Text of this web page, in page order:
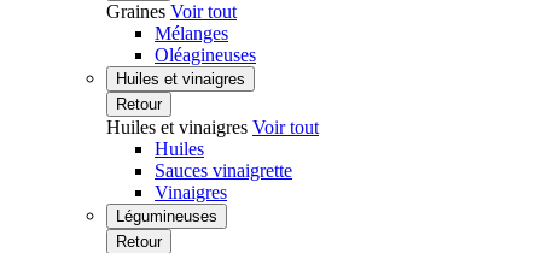
Graines Voir tout
Mélanges
Oléagineuses
Huiles et vinaigres
Retour
Huiles et vinaigres Voir tout
Huiles
Sauces vinaigrette
Vinaigres
Légumineuses
Retour